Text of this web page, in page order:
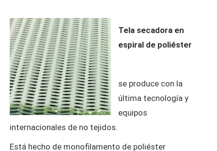
Tela secadora en
espiral de poliéster
se produce con la
última tecnología y
equipos
internacionales de no tejidos.
Está hecho de monofilamento de poliéster